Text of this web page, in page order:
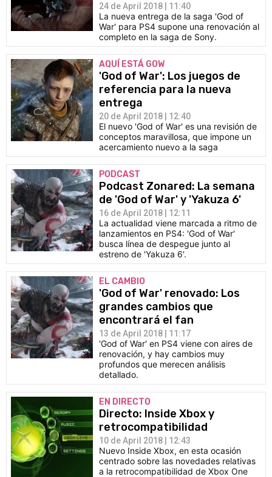
24 de April 2018 | 11:40
La nueva entrega de la saga 'God of
War' para PS4 supone una renovación al
completo en la saga de Sony.
AQUÍ ESTÁ GOW
'God of War': Los juegos de
referencia para la nueva
entrega
20 de April 2018 | 12:40
El nuevo 'God of War' es una revisión de
conceptos maravillosa, que impone un
acercamiento nuevo a la saga
PODCAST
Podcast Zonared: La semana
de 'God of War' y 'Yakuza 6'
16 de April 2018 | 12:11
La actualidad viene marcada a ritmo de
lanzamientos en PS4: 'God of War'
busca línea de despegue junto al
estreno de 'Yakuza 6'.
EL CAMBIO
'God of War' renovado: Los
grandes cambios que
encontrará el fan
13 de April 2018 | 11:17
'God of War' en PS4 viene con aires de
renovación, y hay cambios muy
profundos que merecen análisis
detallado.
EN DIRECTO
Directo: Inside Xbox y
retrocompatibilidad
10 de April 2018 | 12:43
Nuevo Inside Xbox, en esta ocasión
centrado sobre las novedades relativas
a la retrocompatibilidad de Xbox One